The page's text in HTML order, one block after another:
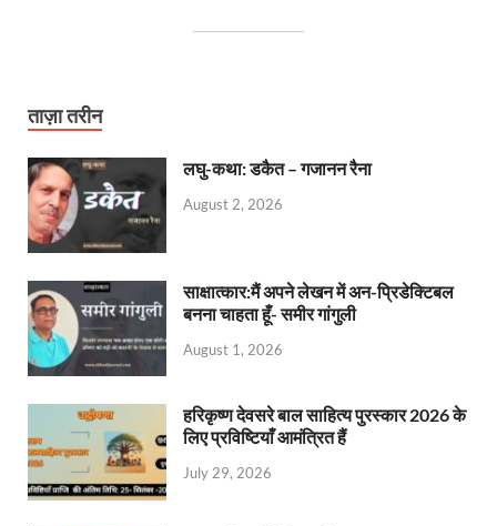
ताज़ा तरीन
लघु-कथा: डकैत – गजानन रैना
August 2, 2026
साक्षात्कार:मैं अपने लेखन में अन-प्रिडेक्टिबल
बनना चाहता हूँ- समीर गांगुली
August 1, 2026
हरिकृष्ण देवसरे बाल साहित्य पुरस्कार 2026 के
लिए प्रविष्टियाँ आमंत्रित हैं
July 29, 2026